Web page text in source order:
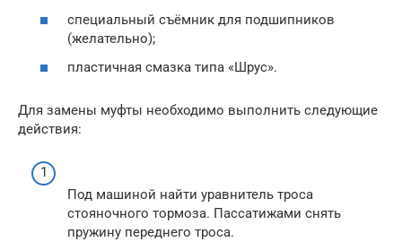
специальный съёмник для подшипников
(желательно);
пластичная смазка типа «Шрус».
Для замены муфты необходимо выполнить следующие
действия:
Под машиной найти уравнитель троса
стояночного тормоза. Пассатижами снять
пружину переднего троса.